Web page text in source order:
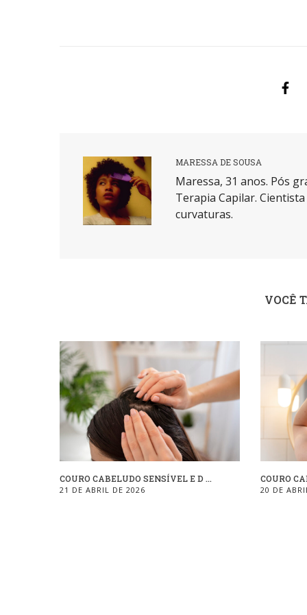
MARESSA DE SOUSA
Maressa, 31 anos. Pós
Terapia Capilar.
curvaturas.
VOCÊ
COURO CABELUDO SENSÍVEL E D ...
21 DE ABRIL DE 2026
COURO
20 DE